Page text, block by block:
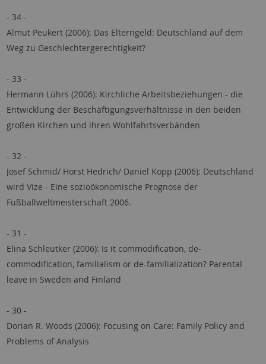
- 34 -
Almut Peukert (2006): Das Elterngeld: Deutschland auf dem
Weg zu Geschlechtergerechtigkeit?
- 33 -
Hermann Lührs (2006): Kirchliche Arbeitsbeziehungen - die
Entwicklung der Beschäftigungsverhältnisse in den beiden
großen Kirchen und ihren Wohlfahrtsverbänden
- 32 -
Josef Schmid/ Horst Hedrich/ Daniel Kopp (2006): Deutschland
wird Vize - Eine sozioökonomische Prognose der
Fußballweltmeisterschaft 2006.
- 31 -
Elina Schleutker (2006): Is it commodification, de-
commodification, familialism or de-familialization? Parental
leave in Sweden and Finland
- 30 -
Dorian R. Woods (2006): Focusing on Care: Family Policy and
Problems of Analysis